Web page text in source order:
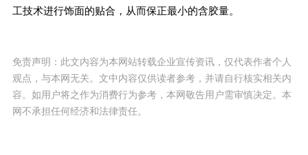
工技术进行饰面的贴合，从而保正最小的含胶量。
免责声明：此文内容为本网站转载企业宣传资讯，仅代表作者个人
观点，与本网无关。文中内容仅供读者参考，并请自行核实相关内
容。如用户将之作为消费行为参考，本网敬告用户需审慎决定。本
网不承担任何经济和法律责任。